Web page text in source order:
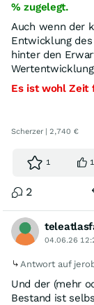
% zugelegt.
Auch wenn der
Entwicklung
hinter den
Es ist wohl Zeit
Scherzer | 2,740 €
1 1
2
04.06.26
Antwort auf
Und der (mehr
Bestand ist